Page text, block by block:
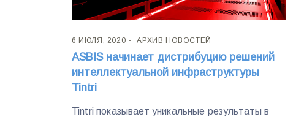
6 ИЮЛЯ, 2020 АРХИВ НОВОСТЕЙ
ASBIS начинает дистрибуцию решений
интеллектуальной инфраструктуры
Tintri
Tintri показывает уникальные результаты в